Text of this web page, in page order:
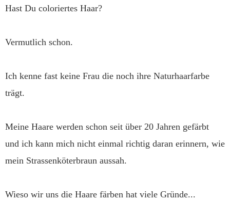
Hast Du coloriertes Haar?
Vermutlich schon.
Ich kenne fast keine Frau die noch ihre Naturhaarfarbe
trägt.
Meine Haare werden schon seit über 20 Jahren gefärbt
und ich kann mich nicht einmal richtig daran erinnern, wie
mein Strassenköterbraun aussah.
Wieso wir uns die Haare färben hat viele Gründe...